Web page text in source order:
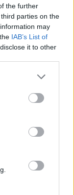
the further
parties on the
may
IAB’s List of
it to other
or more Google
may click to
party tags to
in below Google
ha svelato un
accessi agli
linea editoriale
redazione, ha
storici del